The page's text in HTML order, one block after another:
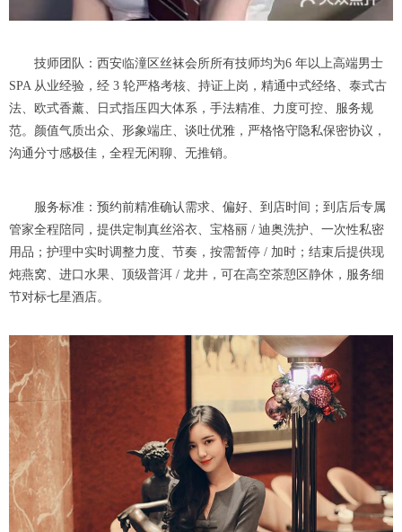
技师团队：西安临潼区丝袜会所所有技师均为6 年以上高端男士
SPA 从业经验，经 3 轮严格考核、持证上岗，精通中式经络、泰式古
法、欧式香薰、日式指压四大体系，手法精准、力度可控、服务规
范。颜值气质出众、形象端庄、谈吐优雅，严格恪守隐私保密协议，
沟通分寸感极佳，全程无闲聊、无推销。
服务标准：预约前精准确认需求、偏好、到店时间；到店后专属
管家全程陪同，提供定制真丝浴衣、宝格丽 / 迪奥洗护、一次性私密
用品；护理中实时调整力度、节奏，按需暂停 / 加时；结束后提供现
炖燕窝、进口水果、顶级普洱 / 龙井，可在高空茶憩区静休，服务细
节对标七星酒店。